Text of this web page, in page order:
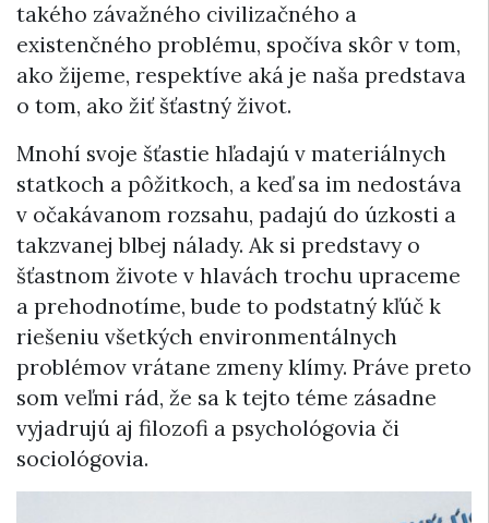
takého závažného civilizačného a
existenčného problému, spočíva skôr v tom,
ako žijeme, respektíve aká je naša predstava
o tom, ako žiť šťastný život.
Mnohí svoje šťastie hľadajú v materiálnych
statkoch a pôžitkoch, a keď sa im nedostáva
v očakávanom rozsahu, padajú do úzkosti a
takzvanej blbej nálady. Ak si predstavy o
šťastnom živote v hlavách trochu upraceme
a prehodnotíme, bude to podstatný kľúč k
riešeniu všetkých environmentálnych
problémov vrátane zmeny klímy. Práve preto
som veľmi rád, že sa k tejto téme zásadne
vyjadrujú aj filozofi a psychológovia či
sociológovia.